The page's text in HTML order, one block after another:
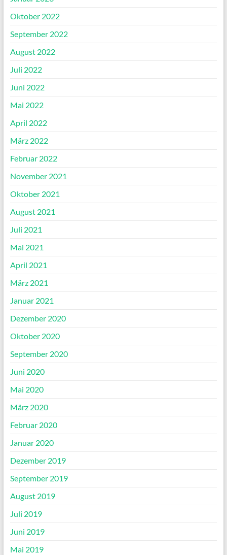
Oktober 2022
September 2022
August 2022
Juli 2022
Juni 2022
Mai 2022
April 2022
März 2022
Februar 2022
November 2021
Oktober 2021
August 2021
Juli 2021
Mai 2021
April 2021
März 2021
Januar 2021
Dezember 2020
Oktober 2020
September 2020
Juni 2020
Mai 2020
März 2020
Februar 2020
Januar 2020
Dezember 2019
September 2019
August 2019
Juli 2019
Juni 2019
Mai 2019